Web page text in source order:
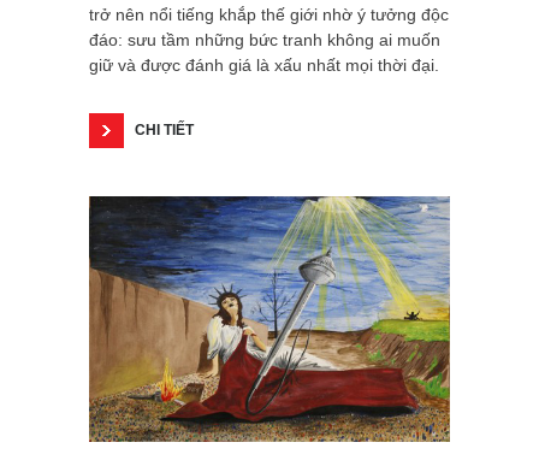
trở nên nổi tiếng khắp thế giới nhờ ý tưởng độc
đáo: sưu tầm những bức tranh không ai muốn
giữ và được đánh giá là xấu nhất mọi thời đại.
CHI TIẾT